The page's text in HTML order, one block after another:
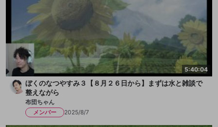
5:40:04
ぼくのなつやすみ３【８月２６日から】まずは水と雑談で
整えながら
布団ちゃん
メンバー
2025/8/7